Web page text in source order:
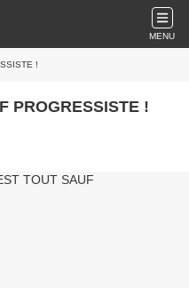
MENU
!
PROGRESSISTE !